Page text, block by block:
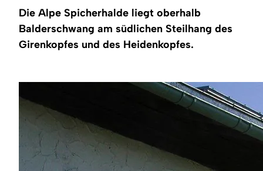
Sommer
Winter
Region
Service
Die Alpe Spicherhalde liegt oberhalb
Balderschwang am südlichen Steilhang des
Girenkopfes und des Heidenkopfes.